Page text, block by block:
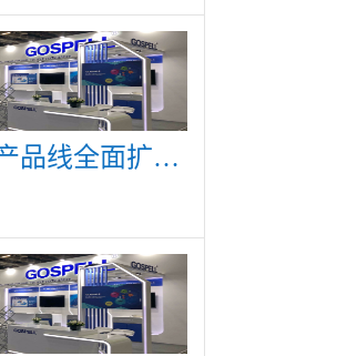
高斯贝尔产品线全面扩展，众多新产品亮相CommunicAsia 2019